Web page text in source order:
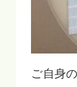
ご自身